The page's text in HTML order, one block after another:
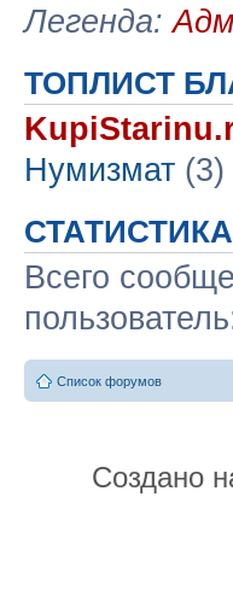
Легенда:
ТОПЛИСТ
Нумизмат (3)
СТАТИСТИКА
Всего
Список форумов
Создано